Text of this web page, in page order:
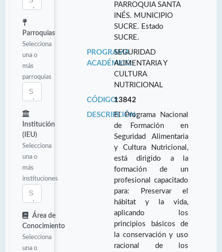
Parroquias
Selecciona
una o
más
parroquias
Institución
(IEU)
Selecciona
una o
más
instituciones
Área de
Conocimiento
Selecciona
una o
PARROQUIA SANTA
INÉS. MUNICIPIO
SUCRE. Estado
SUCRE.
PROGRAMA
ACADÉMICO:
SEGURIDAD
ALIMENTARIA Y
CULTURA
NUTRICIONAL
CÓDIGO:13842
DESCRIPCIÓN:El Programa Nacional
de Formación en
Seguridad Alimentaria
y Cultura Nutricional,
está dirigido a la
formación de un
profesional capacitado
para: Preservar el
hábitat y la vida,
aplicando los
principios básicos de
la conservación y uso
racional de los